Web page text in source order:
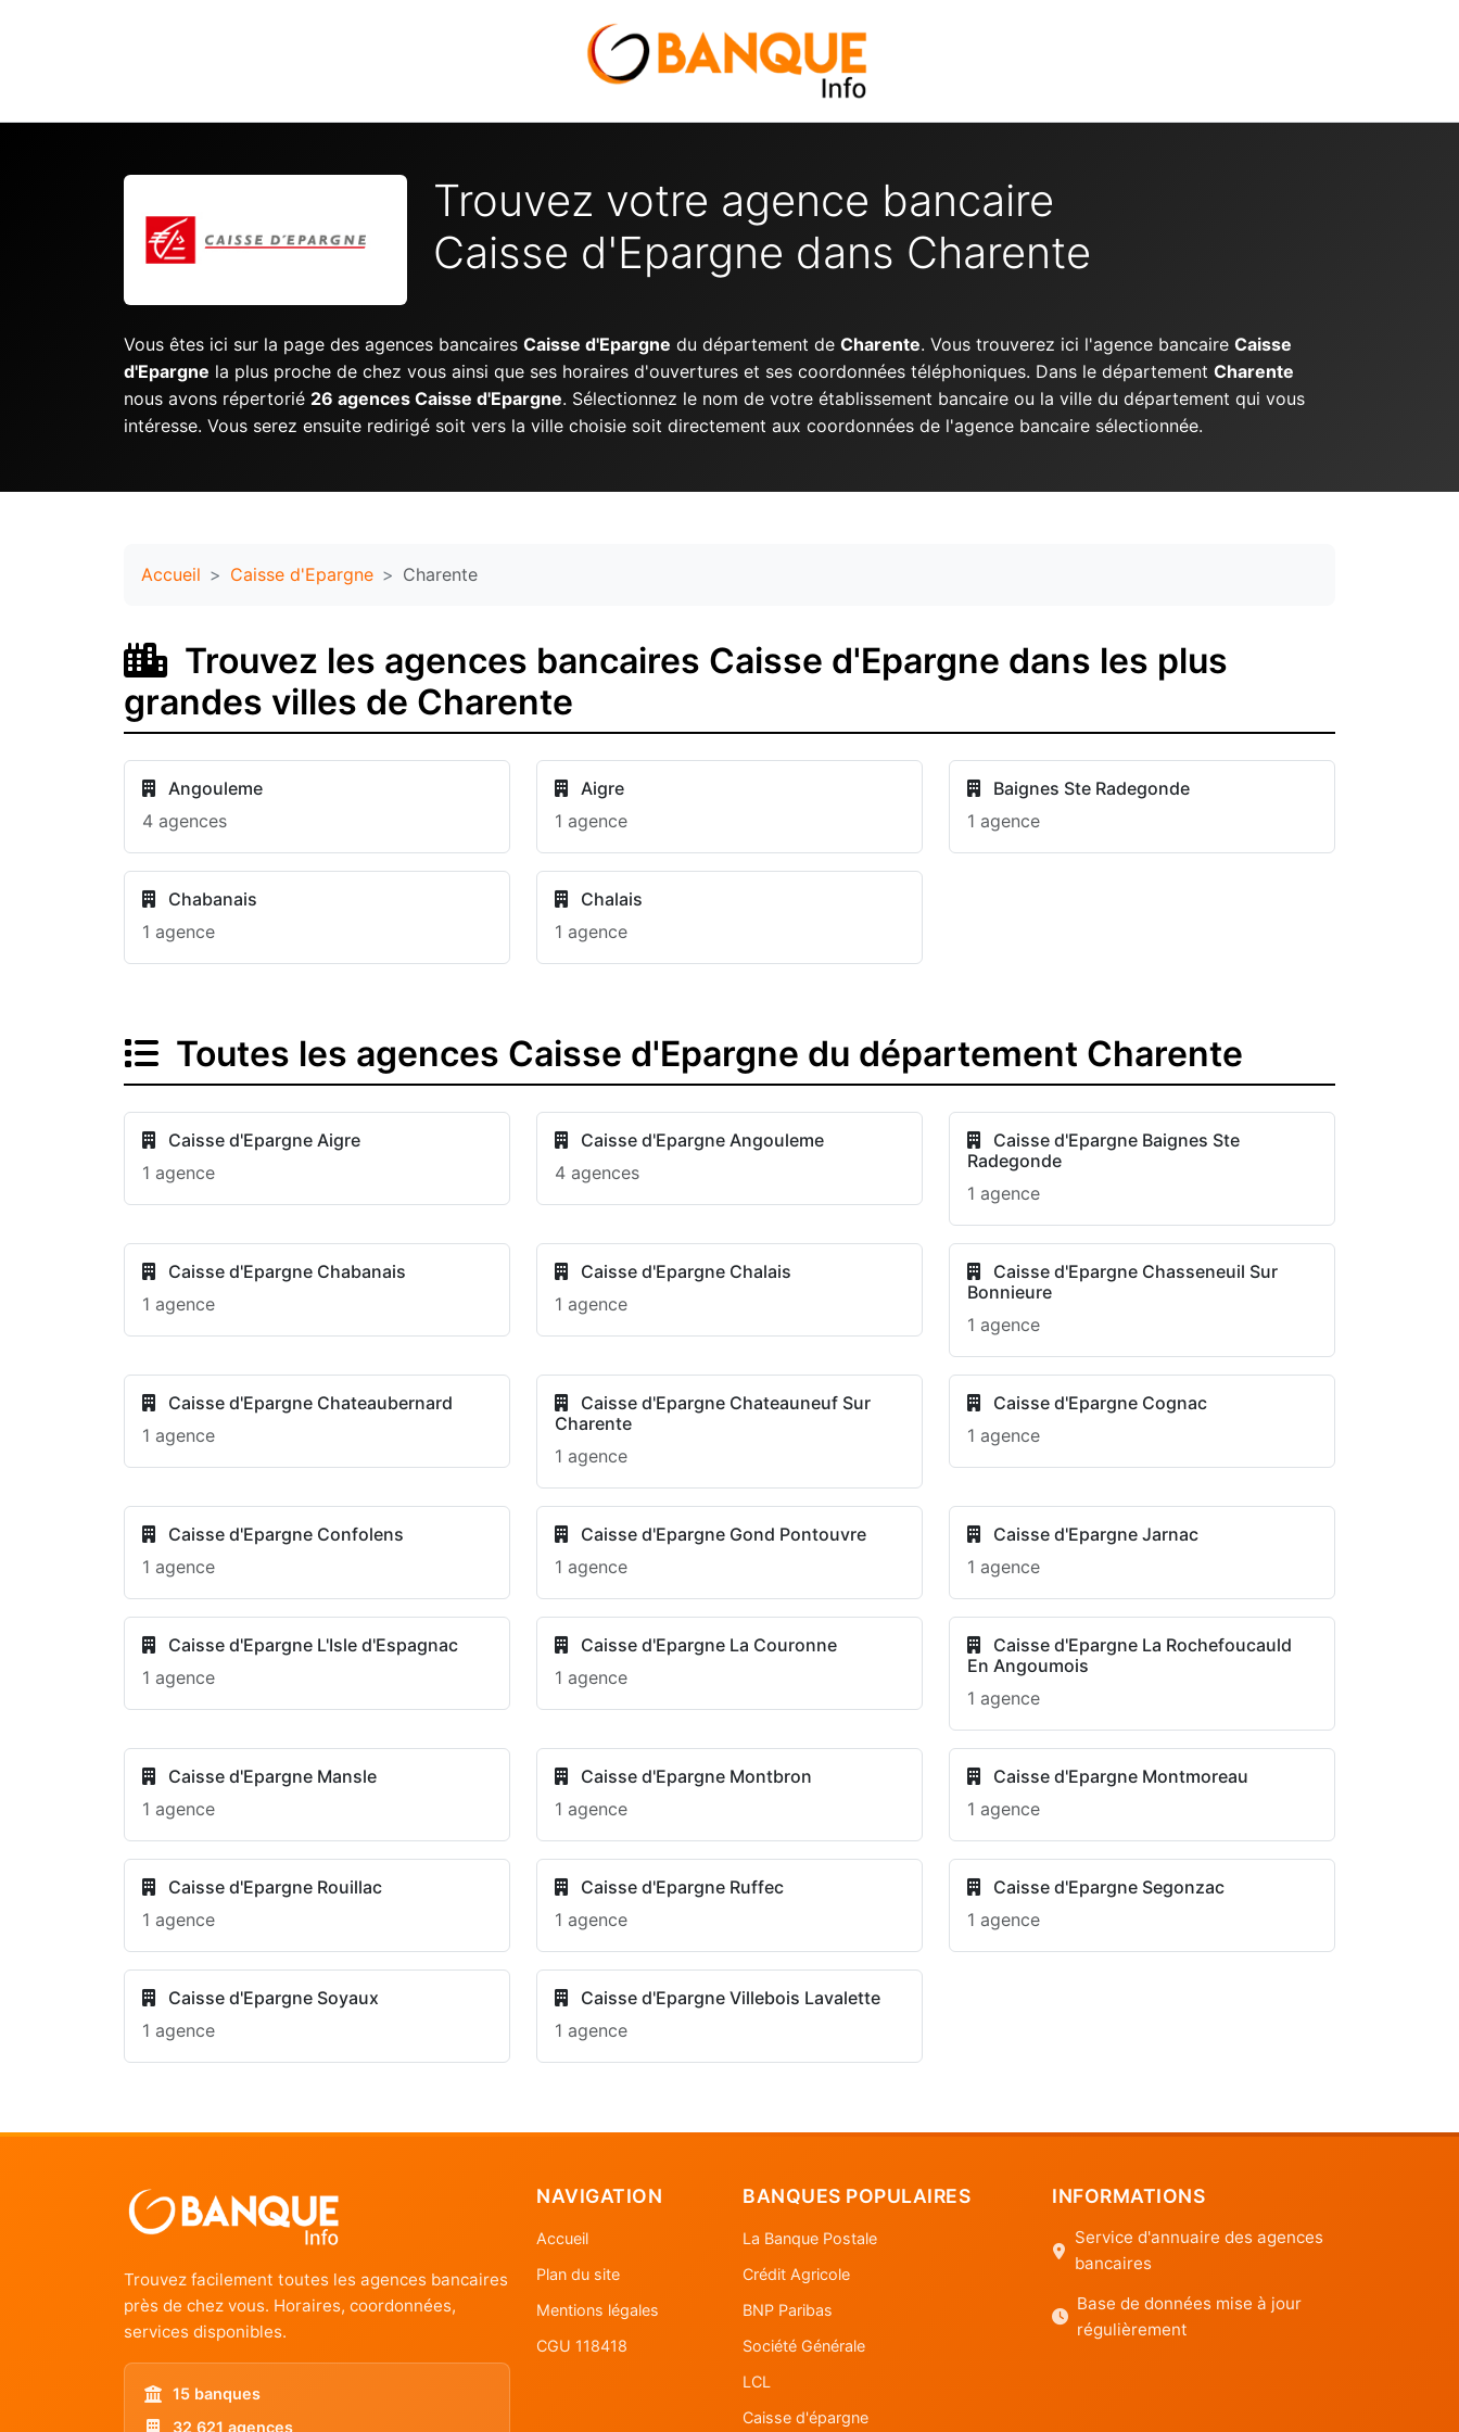
Trouvez votre agence bancaire
Caisse d'Epargne dans Charente
Vous êtes ici sur la page des agences bancaires Caisse d'Epargne du département de Charente. Vous trouverez ici l'agence bancaire Caisse
d'Epargne la plus proche de chez vous ainsi que ses horaires d'ouvertures et ses coordonnées téléphoniques. Dans le département Charente
nous avons répertorié 26 agences Caisse d'Epargne. Sélectionnez le nom de votre établissement bancaire ou la ville du département qui vous
intéresse. Vous serez ensuite redirigé soit vers la ville choisie soit directement aux coordonnées de l'agence bancaire sélectionnée.
Accueil Caisse d'Epargne Charente
Trouvez les agences bancaires Caisse d'Epargne dans les plus
grandes villes de Charente
Angouleme
4 agences
Aigre
1 agence
Baignes Ste Radegonde
1 agence
Chabanais
1 agence
Chalais
1 agence
Toutes les agences Caisse d'Epargne du département Charente
Caisse d'Epargne Aigre
1 agence
Caisse d'Epargne Angouleme
4 agences
Caisse d'Epargne Baignes Ste
Radegonde
1 agence
Caisse d'Epargne Chabanais
1 agence
Caisse d'Epargne Chalais
1 agence
Caisse d'Epargne Chasseneuil Sur
Bonnieure
1 agence
Caisse d'Epargne Chateaubernard
1 agence
Caisse d'Epargne Chateauneuf Sur
Charente
1 agence
Caisse d'Epargne Cognac
1 agence
Caisse d'Epargne Confolens
1 agence
Caisse d'Epargne Gond Pontouvre
1 agence
Caisse d'Epargne Jarnac
1 agence
Caisse d'Epargne L'Isle d'Espagnac
1 agence
Caisse d'Epargne La Couronne
1 agence
Caisse d'Epargne La Rochefoucauld
En Angoumois
1 agence
Caisse d'Epargne Mansle
1 agence
Caisse d'Epargne Montbron
1 agence
Caisse d'Epargne Montmoreau
1 agence
Caisse d'Epargne Rouillac
1 agence
Caisse d'Epargne Ruffec
1 agence
Caisse d'Epargne Segonzac
1 agence
Caisse d'Epargne Soyaux
1 agence
Caisse d'Epargne Villebois Lavalette
1 agence
Trouvez facilement toutes les agences bancaires
près de chez vous. Horaires, coordonnées,
services disponibles.
15 banques
32 621 agences
NAVIGATION
Accueil
Plan du site
Mentions légales
CGU 118418
BANQUES POPULAIRES
La Banque Postale
Crédit Agricole
BNP Paribas
Société Générale
LCL
Caisse d'épargne
INFORMATIONS
Service d'annuaire des agences
bancaires
Base de données mise à jour
régulièrement